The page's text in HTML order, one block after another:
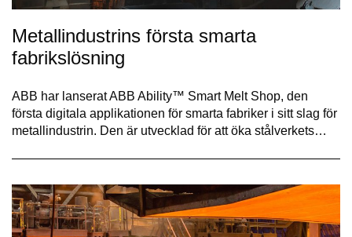
Metallindustrins första smarta
fabrikslösning
ABB har lanserat ABB Ability™ Smart Melt Shop, den
första digitala applikationen för smarta fabriker i sitt slag för
metallindustrin. Den är utvecklad för att öka stålverkets…